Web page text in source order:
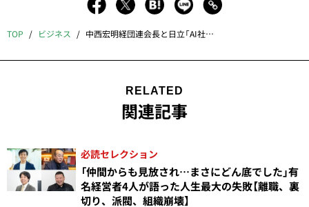
TOP ビジネス 中西宏明経団連会長と日立「AI社会」の野望
RELATED
関連記事
必読セレクション
「仲間からも見放され…まさにどん底でした」有
名経営者4人が語った人生最大の失敗【離職、裏
切り、派閥、組織崩壊】